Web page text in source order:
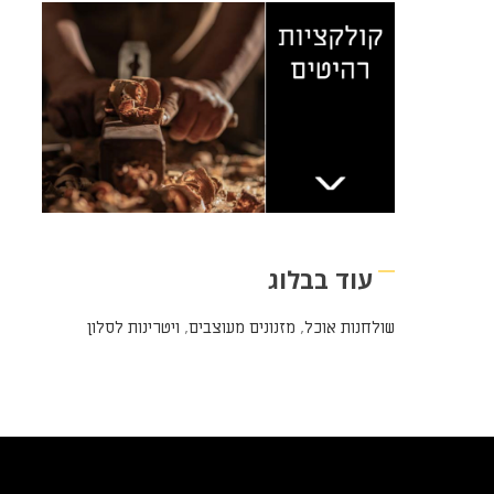
עוד בבלוג
שולחנות אוכל, מזנונים מעוצבים, ויטרינות לסלון